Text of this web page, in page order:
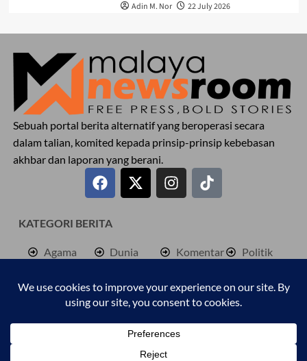
Adin M. Nor 22 July 2026
Sebuah portal berita alternatif yang beroperasi secara
dalam talian, komited kepada prinsip-prinsip kebebasan
akhbar dan laporan yang berani.
KATEGORI BERITA
Agama
Berita
Bisnes
Cetusan
Dunia
Jenayah
Kembara
Kesihatan
Komentar
Palestine
Pendidkan
Personaliti
Politik
Sukan